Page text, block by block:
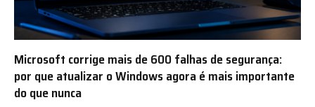
Microsoft corrige mais de 600 falhas de segurança:
por que atualizar o Windows agora é mais importante
do que nunca